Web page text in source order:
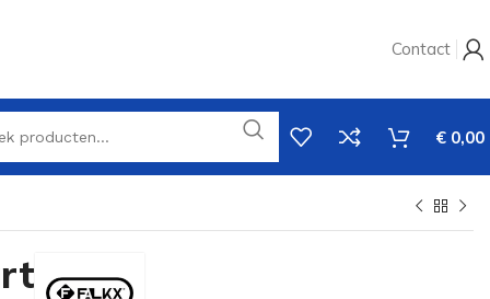
Contact
€ 0,00